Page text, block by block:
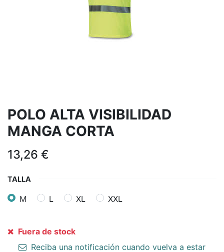
POLO ALTA VISIBILIDAD
MANGA CORTA
13,26 €
TALLA
M L XL XXL
Fuera de stock
Reciba una notificación cuando vuelva a estar